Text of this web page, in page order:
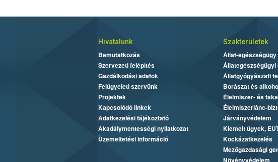
Hivatalunk
Bemutatkozás
Szervezeti felépítés
Gazdálkodási adatok
Felügyeleti szervünk
Projektek
Kapcsolódó linkek
Adatkezelési tájékoztató
Akadálymentességi nyilatkozat
Üzemeltetési információ
Szakterületek
Állat-
Állategészségügyi
Állatgyógyászati
Borászat és
Élelmiszer- és
Élelmiszerlánc-
Járványvédelem
Kiemelt ügyek,
Kockázatkezelés
Mezőgazdasági
Növényvédelem